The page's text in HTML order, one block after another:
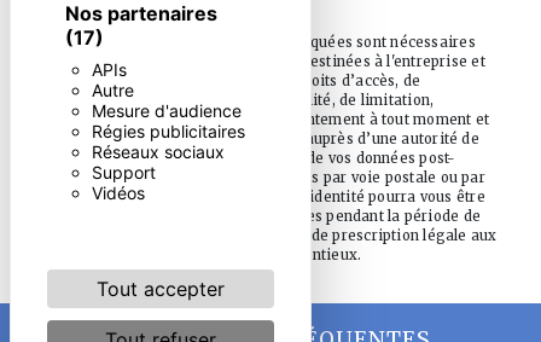
Nos partenaires
(17)
APIs
Autre
Mesure d'audience
Régies publicitaires
Réseaux sociaux
Support
Vidéos
Tout accepter
** Les données personnelles communiquées sont nécessaires
aux fins de vous contacter. Elles sont destinées à l'entreprise et
ses sous-traitants. Vous disposez de droits d’accès, de
rectification, d’effacement, de portabilité, de limitation,
d’opposition, de retrait de votre consentement à tout moment et
du droit d’introduire une réclamation auprès d’une autorité de
contrôle, ainsi que d’organiser le sort de vos données post-
mortem. Vous pouvez exercer ces droits par voie postale ou par
courrier électronique. Un justificatif d'identité pourra vous être
demandé. Nous conservons vos données pendant la période de
prise de contact puis pendant la durée de prescription légale aux
fins probatoire et de gestion des contentieux.